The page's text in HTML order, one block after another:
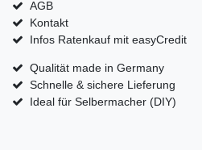
AGB
Kontakt
Infos Ratenkauf mit easyCredit
Qualität made in Germany
Schnelle & sichere Lieferung
Ideal für Selbermacher (DIY)